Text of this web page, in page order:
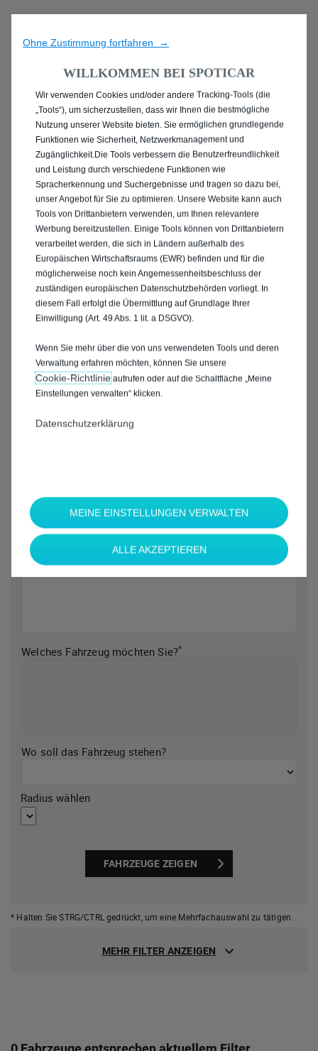
ENTDECKEN SIE ALLE
MIT BENZIN / MILD-
HYBRID ANTRIEB IN
FRANKFURT / ODER
Welche Marke möchten Sie?*
Welches Fahrzeug möchten Sie?*
Wo soll das Fahrzeug stehen?
Radius wählen
FAHRZEUGE ZEIGEN
* Halten Sie STRG/CTRL gedrückt, um eine Mehrfachauswahl zu tätigen.
MEHR FILTER ANZEIGEN
Ohne Zustimmung fortfahren →
WILLKOMMEN BEI SPOTICAR
Wir verwenden Cookies und/oder andere Tracking-Tools (die
„Tools“), um sicherzustellen, dass wir Ihnen die bestmögliche
Nutzung unserer Website bieten. Sie ermöglichen grundlegende
Funktionen wie Sicherheit, Netzwerkmanagement und
Zugänglichkeit.Die Tools verbessern die Benutzerfreundlichkeit
und Leistung durch verschiedene Funktionen wie
Spracherkennung und Suchergebnisse und tragen so dazu bei,
unser Angebot für Sie zu optimieren. Unsere Website kann auch
Tools von Drittanbietern verwenden, um Ihnen relevantere
Werbung bereitzustellen. Einige Tools können von Drittanbietern
verarbeitet werden, die sich in Ländern außerhalb des
Europäischen Wirtschaftsraums (EWR) befinden und für die
möglicherweise noch kein Angemessenheitsbeschluss der
zuständigen europäischen Datenschutzbehörden vorliegt. In
diesem Fall erfolgt die Übermittlung auf Grundlage Ihrer
Einwilligung (Art. 49 Abs. 1 lit. a DSGVO).
Wenn Sie mehr über die von uns verwendeten Tools und deren
Verwaltung erfahren möchten, können Sie unsere
Cookie‑Richtlinieaufrufen oder auf die Schaltfläche „Meine
Einstellungen verwalten“ klicken.
Datenschutzerklärung
MEINE EINSTELLUNGEN VERWALTEN
ALLE AKZEPTIEREN